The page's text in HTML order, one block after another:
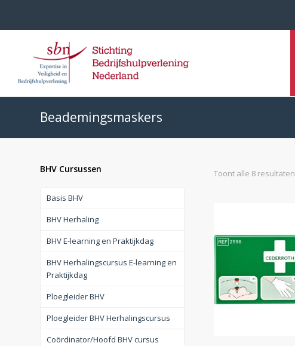
Beademingsmaskers
Toont alle 8 resultaten
BHV Cursussen
Basis BHV
BHV Herhaling
BHV E-learning en Praktijkdag
BHV Herhalingscursus E-learning en
Praktijkdag
Ploegleider BHV
Ploegleider BHV Herhalingscursus
Coördinator/Hoofd BHV cursus